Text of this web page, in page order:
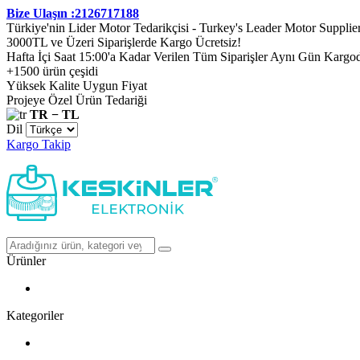
Bize Ulaşın :2126717188
Türkiye'nin Lider Motor Tedarikçisi - Turkey's Leader Motor
3000TL ve Üzeri Siparişlerde Kargo Ücretsiz!
Hafta İçi Saat 15:00'a Kadar Verilen Tüm Siparişler Aynı Gün
+1500 ürün çeşidi
Yüksek Kalite Uygun Fiyat
Projeye Özel Ürün Tedariği
TR − TL
Dil
Kargo Takip
Ürünler
Kategoriler